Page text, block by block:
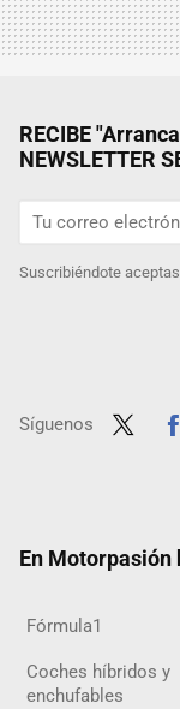
RECIBE
NEWSLETTER
Suscribiéndote
Síguenos
En Motorpasión
Fórmula1
Coches híbridos y
enchufables